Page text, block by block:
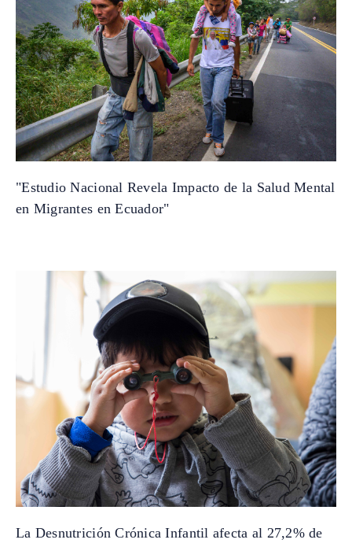
"Estudio Nacional Revela Impacto de la Salud Mental
en Migrantes en Ecuador"
La Desnutrición Crónica Infantil afecta al 27,2% de